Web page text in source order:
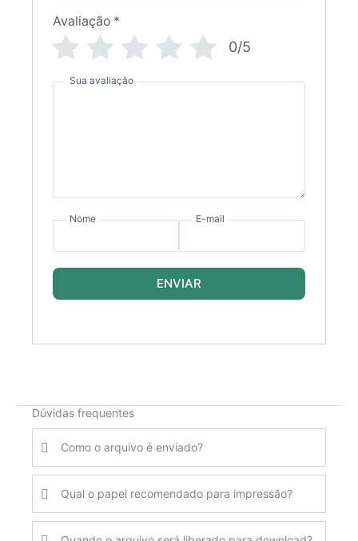
Avaliação *
0/5
Sua avaliação
Nome E-mail
ENVIAR
Dúvidas frequentes
Como o arquivo é enviado?
Qual o papel recomendado para impressão?